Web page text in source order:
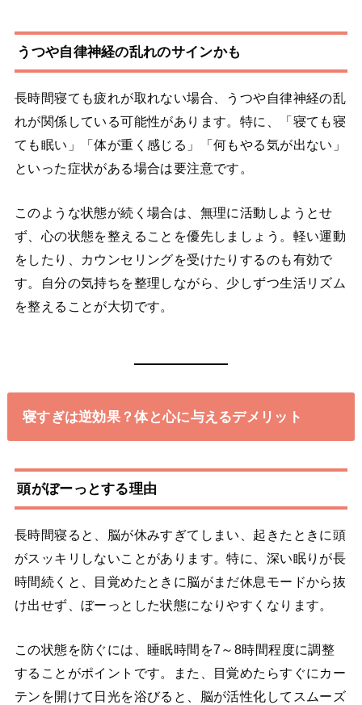
うつや自律神経の乱れのサインかも
長時間寝ても疲れが取れない場合、うつや自律神経の乱
れが関係している可能性があります。特に、「寝ても寝
ても眠い」「体が重く感じる」「何もやる気が出ない」
といった症状がある場合は要注意です。
このような状態が続く場合は、無理に活動しようとせ
ず、心の状態を整えることを優先しましょう。軽い運動
をしたり、カウンセリングを受けたりするのも有効で
す。自分の気持ちを整理しながら、少しずつ生活リズム
を整えることが大切です。
寝すぎは逆効果？体と心に与えるデメリット
頭がぼーっとする理由
長時間寝ると、脳が休みすぎてしまい、起きたときに頭
がスッキリしないことがあります。特に、深い眠りが長
時間続くと、目覚めたときに脳がまだ休息モードから抜
け出せず、ぼーっとした状態になりやすくなります。
この状態を防ぐには、睡眠時間を7～8時間程度に調整
することがポイントです。また、目覚めたらすぐにカー
テンを開けて日光を浴びると、脳が活性化してスムーズ